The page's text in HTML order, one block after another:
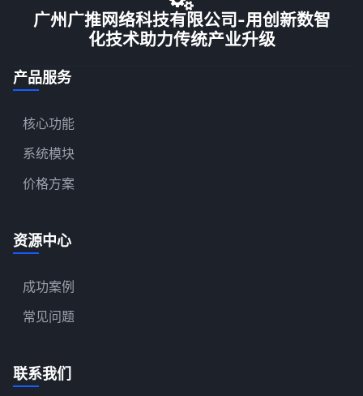
广州广推网络科技有限公司-用创新数智
化技术助力传统产业升级
产品服务
核心功能
系统模块
价格方案
资源中心
成功案例
常见问题
联系我们